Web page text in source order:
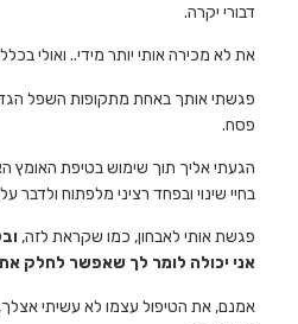
דבורי יקרה.
את לא מכירה אותי יותר מידי.. ואולי בכלל
פגשתי אותך באחת מתקופות השפל
פסח.
הגעתי אליך תוך שימוש בטיפת האומץ
בחיי שינוי ובפחד רציני מלפתוח ולדבר
פגשת אותי לאבחון, כמו שקראת לזה,
אני יכולה לומר לך שאפשר לחלק את
אמנם, את הטיפול עצמו לא עשיתי אצלך,